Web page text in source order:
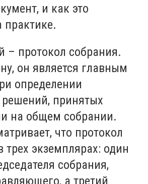
и как это
– протокол собрания.
он является главным
определении
принятых
на общем собрании.
что протокол
трех экземплярах: один
собрания,
а третий